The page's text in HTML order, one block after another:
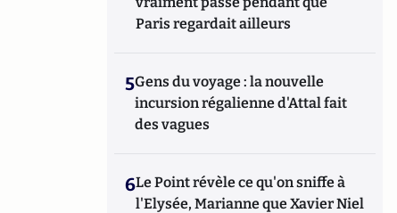
Paris regardait ailleurs
5Gens du voyage : la nouvelle
incursion régalienne d'Attal fait
des vagues
6Le Point révèle ce qu'on sniffe à
l'Elysée, Marianne que Xavier Niel